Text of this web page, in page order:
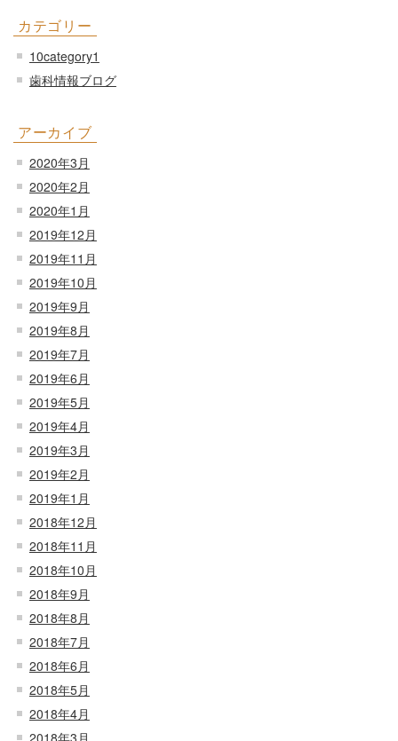
カテゴリー
10category1
歯科情報ブログ
アーカイブ
2020年3月
2020年2月
2020年1月
2019年12月
2019年11月
2019年10月
2019年9月
2019年8月
2019年7月
2019年6月
2019年5月
2019年4月
2019年3月
2019年2月
2019年1月
2018年12月
2018年11月
2018年10月
2018年9月
2018年8月
2018年7月
2018年6月
2018年5月
2018年4月